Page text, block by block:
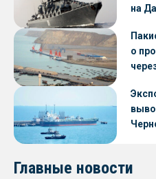
на
о
Главные новости